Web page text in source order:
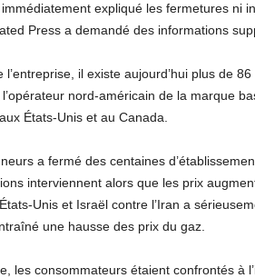
immédiatement expliqué les fermetures ni
Press a demandé des informations
l’entreprise, il existe aujourd’hui plus de
nord-américain de la marque
États-Unis et au Canada.
a fermé des centaines
interviennent alors que les prix
Unis et Israël contre l’Iran a
une hausse des prix du gaz.
les consommateurs étaient confrontés à